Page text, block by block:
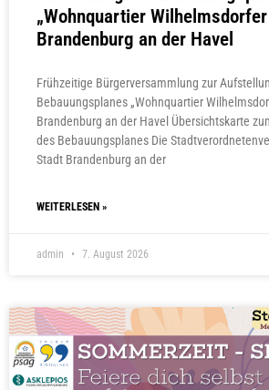
„Wohnquartier
Brandenburg an der Havel
Frühzeitige Bürgerversammlung zur
Bebauungsplanes „Wohnquartier
Brandenburg an der Havel Übersichtskarte
des Bebauungsplanes Die
Stadt Brandenburg an der
WEITERLESEN »
admin 7. August 2026